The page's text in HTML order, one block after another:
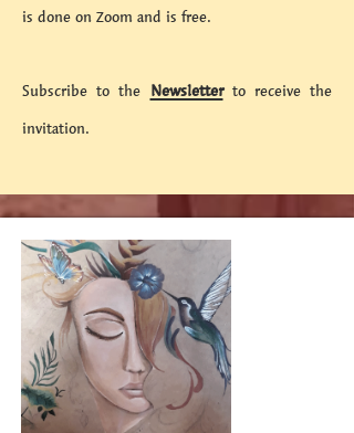
is done on Zoom and is free.
Subscribe to the Newsletterto receive the
invitation.